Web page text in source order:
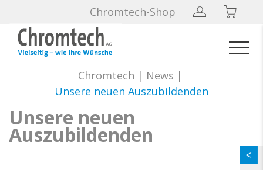
Chromtech-Shop
Chromtech | News |
Unsere neuen Auszubildenden
Unsere neuen
Auszubildenden